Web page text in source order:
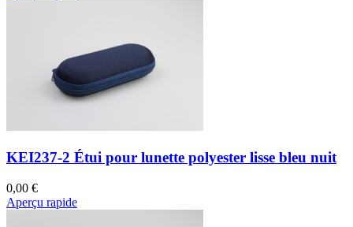
KEI237-2 Étui pour lunette polyester lisse bleu nuit
0,00 €
Aperçu rapide